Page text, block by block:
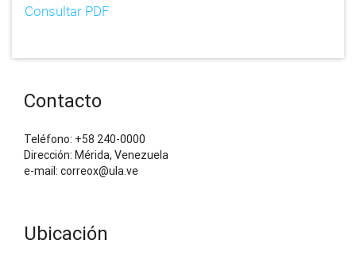
Consultar PDF
Contacto
Teléfono: +58 240-0000
Dirección: Mérida, Venezuela
e-mail: correox@ula.ve
Ubicación